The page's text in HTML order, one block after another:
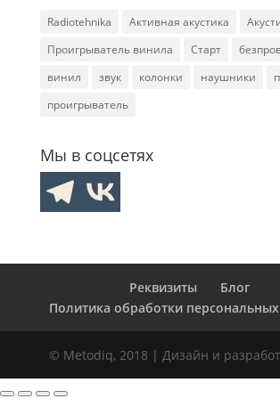
Radiotehnika Активная акустика
Проигрыватель винила
Старт
винил
звук колонки наушники
проигрыватель
Мы в соцсетях
Реквизиты
Блог
Политика обработки
© Metodiq, 2018 | Дизайн и